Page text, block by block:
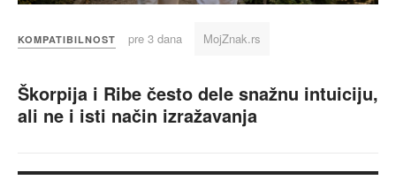
KOMPATIBILNOST pre 3 dana MojZnak.rs
Škorpija i Ribe često dele snažnu intuiciju,
ali ne i isti način izražavanja